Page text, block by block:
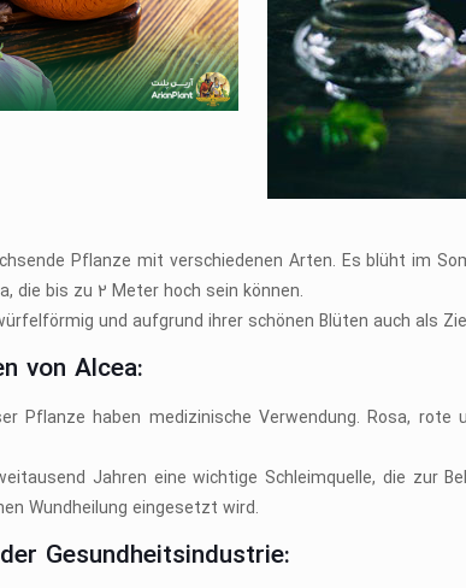
Pflanze mit verschiedenen Arten. Es blüht im
die bis zu 2 Meter hoch sein können.
und aufgrund ihrer schönen Blüten auch als
von Alcea:
Pflanze haben medizinische Verwendung. Rosa, rote
Jahren eine wichtige Schleimquelle, die zur
Wundheilung eingesetzt wird.
Gesundheitsindustrie: